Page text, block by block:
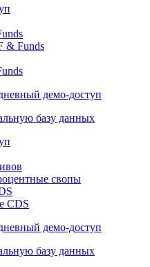
& Funds
демо-доступ
базу данных
свопы
CDS
демо-доступ
базу данных